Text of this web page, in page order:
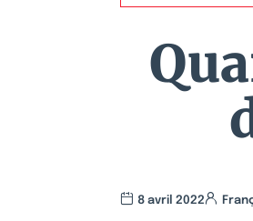
8 avril 2022